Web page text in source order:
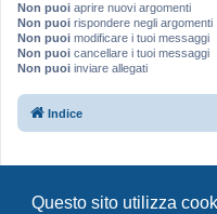
Questo sito utilizza
Non puoi aprire nuovi argomenti
Non puoi rispondere negli argomenti
Non puoi modificare i tuoi messaggi
Non puoi cancellare i tuoi messaggi
Non puoi inviare allegati
Indice